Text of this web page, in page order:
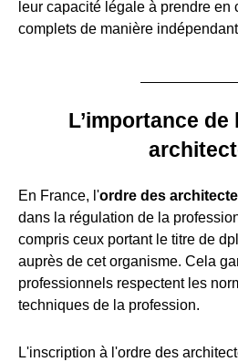
leur capacité légale à prendre en
complets de manière
L’importance de
En France, l'ordre des
dans la régulation de la
compris ceux portant le titre de
auprès de cet organisme. Cela
professionnels respectent les
techniques de la profession.
L'inscription à l'ordre des